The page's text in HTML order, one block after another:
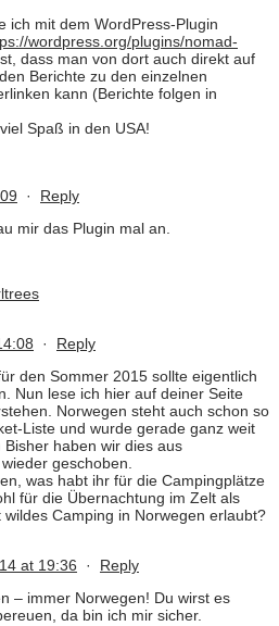
ich mit dem WordPress-Plugin
wordpress.org/plugins/nomad-
dass man von dort auch direkt auf
Berichte zu den einzelnen
kann (Berichte folgen in
Spaß in den USA!
· Reply
mir das Plugin mal an.
· Reply
den Sommer 2015 sollte eigentlich
Nun lese ich hier auf deiner Seite
Norwegen steht auch schon so
Liste und wurde gerade ganz weit
haben wir dies aus
geschoben.
was habt ihr für die Campingplätze
für die Übernachtung im Zelt als
Camping in Norwegen erlaubt?
at 19:36 · Reply
– immer Norwegen! Du wirst es
da bin ich mir sicher.